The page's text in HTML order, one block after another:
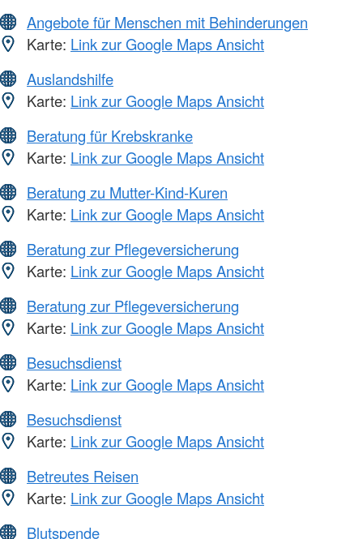
Angebote für Menschen mit Behinderungen
Karte: Link zur Google Maps Ansicht
Auslandshilfe
Karte: Link zur Google Maps Ansicht
Beratung für Krebskranke
Karte: Link zur Google Maps Ansicht
Beratung zu Mutter-Kind-Kuren
Karte: Link zur Google Maps Ansicht
Beratung zur Pflegeversicherung
Karte: Link zur Google Maps Ansicht
Beratung zur Pflegeversicherung
Karte: Link zur Google Maps Ansicht
Besuchsdienst
Karte: Link zur Google Maps Ansicht
Besuchsdienst
Karte: Link zur Google Maps Ansicht
Betreutes Reisen
Karte: Link zur Google Maps Ansicht
Blutspende